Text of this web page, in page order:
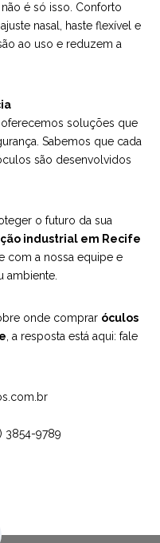
é só isso. Conforto
nasal, haste flexível e
ao uso e reduzem a
soluções que
Sabemos que cada
são desenvolvidos
o futuro da sua
industrial em Recife
com a nossa equipe e
ambiente.
onde comprar óculos
, a resposta está aqui: fale
3854-9789